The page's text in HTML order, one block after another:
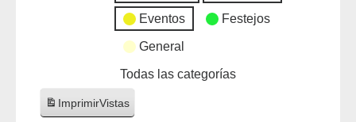
Eventos Festejos
General
Todas las categorías
ImprimirVistas